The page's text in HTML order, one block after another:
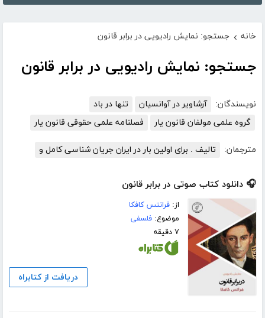
خانه › جستجو: نمایش رادیویی در برابر قانون
جستجو: نمایش رادیویی در برابر قانون
نویسندگان: آرشاویر در آوانسیان
تنها در باد
گروه علمی مولفان قانون یار
فصلنامه علمی حقوقی قانون یار
مترجمان: تالیف . برای اولین بار در ایران جریان شناسی کامل و
🎧 دانلود کتاب صوتی در برابر قانون
از:فرانتس کافکا
موضوع:فلسفی
۷ دقیقه
دریافت از کتابراه